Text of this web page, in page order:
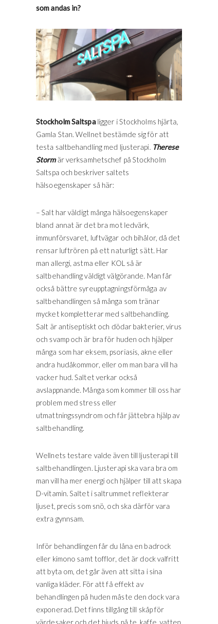
som andas in?
Stockholm Saltspaligger i Stockholms hjärta,
Gamla Stan. Wellnet bestämde sig för att
testa saltbehandling med ljusterapi. Therese
Stormär verksamhetschef på Stockholm
Saltspa och beskriver saltets
hälsoegenskaper så här:
– Salt har väldigt många hälsoegenskaper
bland annat är det bra mot ledvärk,
immunförsvaret, luftvägar och bihålor, då det
rensar luftrören på ett naturligt sätt. Har
man allergi, astma eller KOL så är
saltbehandling väldigt välgörande. Man får
också bättre syreupptagningsförmåga av
saltbehandlingen så många som tränar
mycket kompletterar med saltbehandling.
Salt är antiseptiskt och dödar bakterier, virus
och svamp och är bra för huden och hjälper
många som har eksem, psoriasis, akne eller
andra hudåkommor, eller om man bara vill ha
vacker hud. Saltet verkar också
avslappnande. Många som kommer till oss har
problem med stress eller
utmattningssyndrom och får jättebra hjälp av
saltbehandling.
Wellnets testare valde även till ljusterapi till
saltbehandlingen. Ljusterapi ska vara bra om
man vill ha mer energi och hjälper till att skapa
D-vitamin. Saltet i saltrummet reflekterar
ljuset, precis som snö, och ska därför vara
extra gynnsam.
Inför behandlingen får du låna en badrock
eller kimono samt tofflor, det är dock valfritt
att byta om, det går även att sitta i sina
vanliga kläder. För att få effekt av
behandlingen på huden måste den dock vara
exponerad. Det finns tillgång till skåp för
värdesaker och det bjuds på te, kaffe, vatten